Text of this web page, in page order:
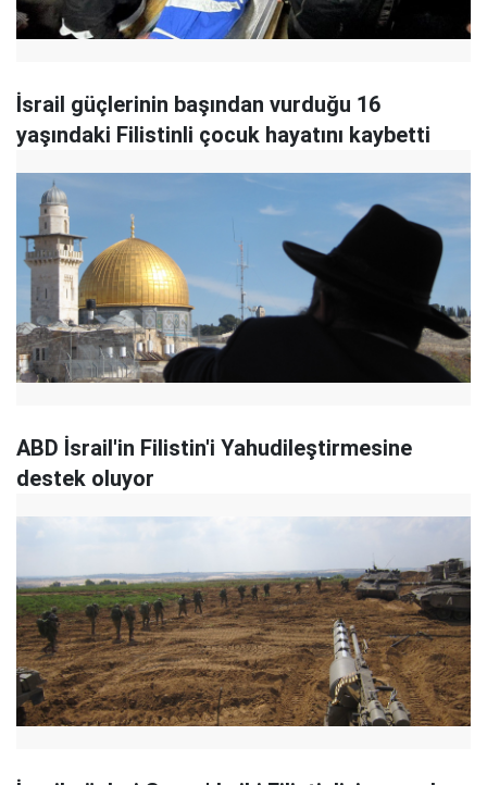
İsrail güçlerinin başından vurduğu 16
yaşındaki Filistinli çocuk hayatını kaybetti
ABD İsrail'in Filistin'i Yahudileştirmesine
destek oluyor